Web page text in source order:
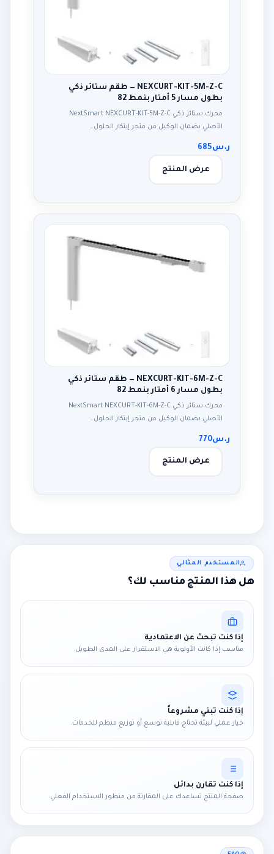
NEXCURT-KIT-5M-Z-C — طقم ستائر ذكي
بطول مسار 5 أمتار بنمط 82
محرك ستائر ذكي NextSmart NEXCURT-KIT-5M-Z-C
الأصلي بضمان الوكيل من متجر إبتكار الحلول…
ر.س685
عرض المنتج
NEXCURT-KIT-6M-Z-C — طقم ستائر ذكي
بطول مسار 6 أمتار بنمط 82
محرك ستائر ذكي NextSmart NEXCURT-KIT-6M-Z-C
الأصلي بضمان الوكيل من متجر إبتكار الحلول…
ر.س770
عرض المنتج
المستخدم المثالي
هل هذا المنتج مناسب لك؟
إذا كنت تبحث عن الاعتمادية
مناسب إذا كانت الأولوية هي الاستقرار على المدى الطويل.
إذا كنت تبني مشروعاً
خيار عملي لبيئة تحتاج قابلية توسع أو توزيع منظم للخدمات.
إذا كنت تقارن بدائل
صفحة المنتج تساعدك على المقارنة من منظور الاستخدام الفعلي.